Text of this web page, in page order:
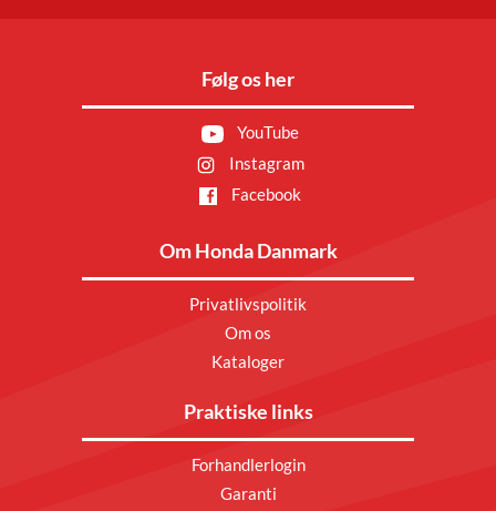
Følg os her
YouTube
Instagram
Facebook
Om Honda Danmark
Privatlivspolitik
Om os
Kataloger
Praktiske links
Forhandlerlogin
Garanti